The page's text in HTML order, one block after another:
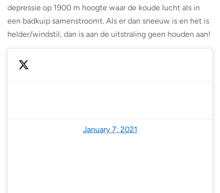
depressie op 1900 m hoogte waar de koude lucht als in
een badkuip samenstroomt. Als er dan sneeuw is en het is
helder/windstil, dan is aan de uitstraling geen houden aan!
January 7, 2021